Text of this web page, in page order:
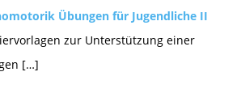
Übungen für Jugendliche II
zur Unterstützung einer
[…]